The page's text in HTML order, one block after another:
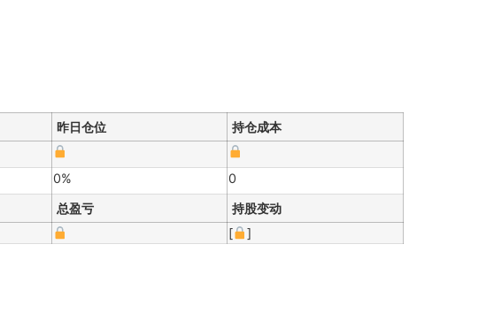
昨日仓位 持仓成本
0%
0
总盈亏
持股变动
[ ]